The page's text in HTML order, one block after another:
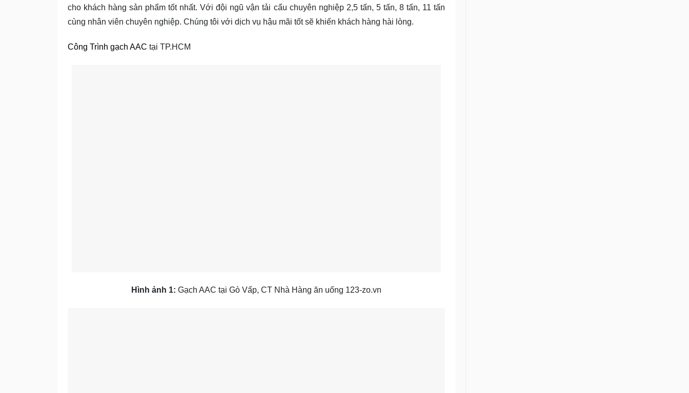
cho khách hàng sản phẩm tốt nhất. Với đội ngũ vận tải cẩu chuyên nghiệp 2,5 tấn, 5 tấn, 8 tấn, 11 tấn
cùng nhân viên chuyên nghiệp. Chúng tôi với dịch vụ hậu mãi tốt sẽ khiến khách hàng hài lòng.
Công Trình gạch AAC tại TP.HCM
Hình ảnh 1: Gạch AAC tại Gò Vấp, CT Nhà Hàng ăn uống 123-zo.vn